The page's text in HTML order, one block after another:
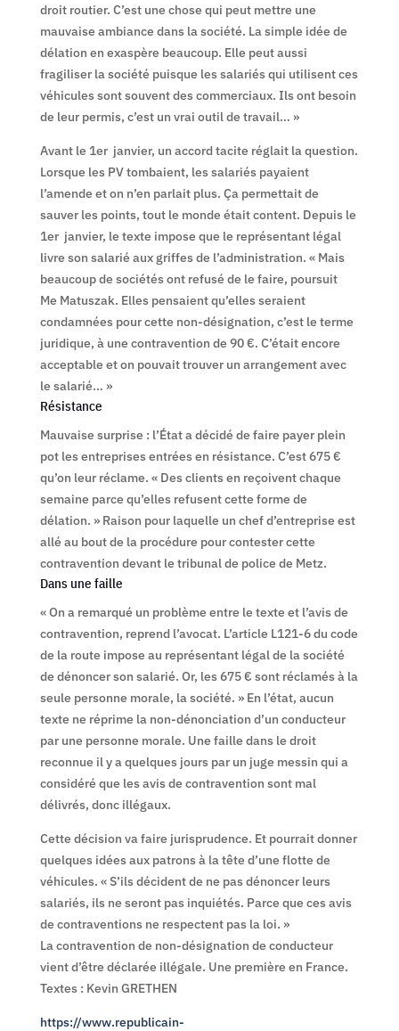
droit routier. C’est une chose qui peut mettre une
mauvaise ambiance dans la société. La simple idée de
délation en exaspère beaucoup. Elle peut aussi
fragiliser la société puisque les salariés qui utilisent ces
véhicules sont souvent des commerciaux. Ils ont besoin
de leur permis, c’est un vrai outil de travail… »
Avant le 1erjanvier, un accord tacite réglait la question.
Lorsque les PV tombaient, les salariés payaient
l’amende et on n’en parlait plus. Ça permettait de
sauver les points, tout le monde était content. Depuis le
1erjanvier, le texte impose que le représentant légal
livre son salarié aux griffes de l’administration. « Mais
beaucoup de sociétés ont refusé de le faire, poursuit
MeMatuszak. Elles pensaient qu’elles seraient
condamnées pour cette non-désignation, c’est le terme
juridique, à une contravention de 90 €. C’était encore
acceptable et on pouvait trouver un arrangement avec
le salarié… »
Résistance
Mauvaise surprise : l’État a décidé de faire payer plein
pot les entreprises entrées en résistance. C’est 675 €
qu’on leur réclame. « Des clients en reçoivent chaque
semaine parce qu’elles refusent cette forme de
délation. » Raison pour laquelle un chef d’entreprise est
allé au bout de la procédure pour contester cette
contravention devant le tribunal de police de Metz.
Dans une faille
« On a remarqué un problème entre le texte et l’avis de
contravention, reprend l’avocat. L’article L121-6 du code
de la route impose au représentant légal de la société
de dénoncer son salarié. Or, les 675 € sont réclamés à la
seule personne morale, la société. » En l’état, aucun
texte ne réprime la non-dénonciation d’un conducteur
par une personne morale. Une faille dans le droit
reconnue il y a quelques jours par un juge messin qui a
considéré que les avis de contravention sont mal
délivrés, donc illégaux.
Cette décision va faire jurisprudence. Et pourrait donner
quelques idées aux patrons à la tête d’une flotte de
véhicules. « S’ils décident de ne pas dénoncer leurs
salariés, ils ne seront pas inquiétés. Parce que ces avis
de contraventions ne respectent pas la loi. »
La contravention de non-désignation de conducteur
vient d’être déclarée illégale. Une première en France.
Textes : Kevin GRETHEN
https://www.republicain-